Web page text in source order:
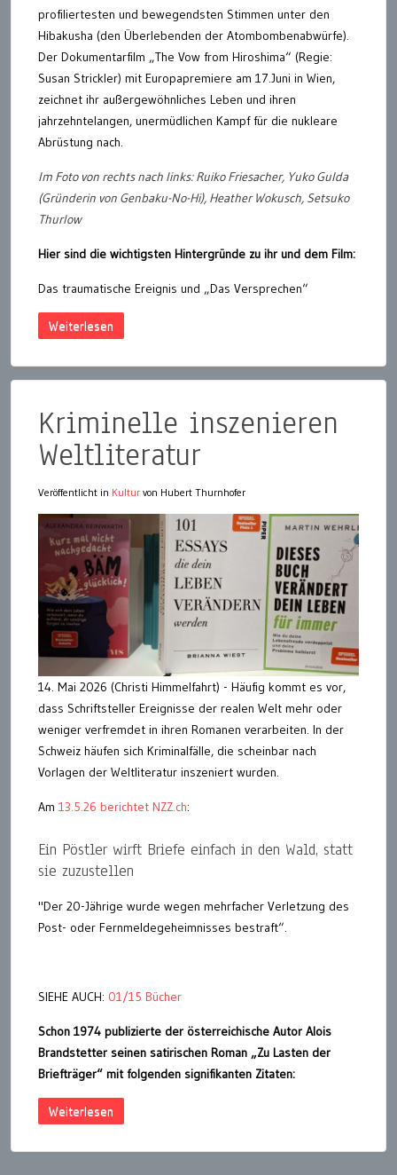
profiliertesten und bewegendsten Stimmen unter den
Hibakusha (den Überlebenden der Atombombenabwürfe).
Der Dokumentarfilm „The Vow from Hiroshima“ (Regie:
Susan Strickler) mit Europapremiere am 17.Juni in Wien,
zeichnet ihr außergewöhnliches Leben und ihren
jahrzehntelangen, unermüdlichen Kampf für die nukleare
Abrüstung nach.
Im Foto von rechts nach links: Ruiko Friesacher, Yuko Gulda
(Gründerin von Genbaku-No-Hi), Heather Wokusch, Setsuko
Thurlow
​Hier sind die wichtigsten Hintergründe zu ihr und dem Film:
​Das traumatische Ereignis und „Das Versprechen“
Weiterlesen
Kriminelle inszenieren
Weltliteratur
Veröffentlicht in Kultur von Hubert Thurnhofer
14. Mai 2026 (Christi Himmelfahrt) - Häufig kommt es vor,
dass Schriftsteller Ereignisse der realen Welt mehr oder
weniger verfremdet in ihren Romanen verarbeiten. In der
Schweiz häufen sich Kriminalfälle, die scheinbar nach
Vorlagen der Weltliteratur inszeniert wurden.
Am 13.5.26 berichtet NZZ.ch:
Ein Pöstler wirft Briefe einfach in den Wald, statt
sie zuzustellen
"Der 20-Jährige wurde wegen mehrfacher Verletzung des
Post- oder Fernmeldegeheimnisses bestraft“.
SIEHE AUCH: 01/15 Bücher
Schon 1974 publizierte der österreichische Autor Alois
Brandstetter seinen satirischen Roman „Zu Lasten der
Briefträger“ mit folgenden signifikanten Zitaten:
Weiterlesen